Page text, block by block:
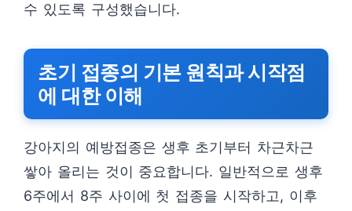
수 있도록 구성했습니다.
초기 접종의 기본 원칙과 시작점
에 대한 이해
강아지의 예방접종은 생후 초기부터 차근차근
쌓아 올리는 것이 중요합니다. 일반적으로 생후
6주에서 8주 사이에 첫 접종을 시작하고, 이후